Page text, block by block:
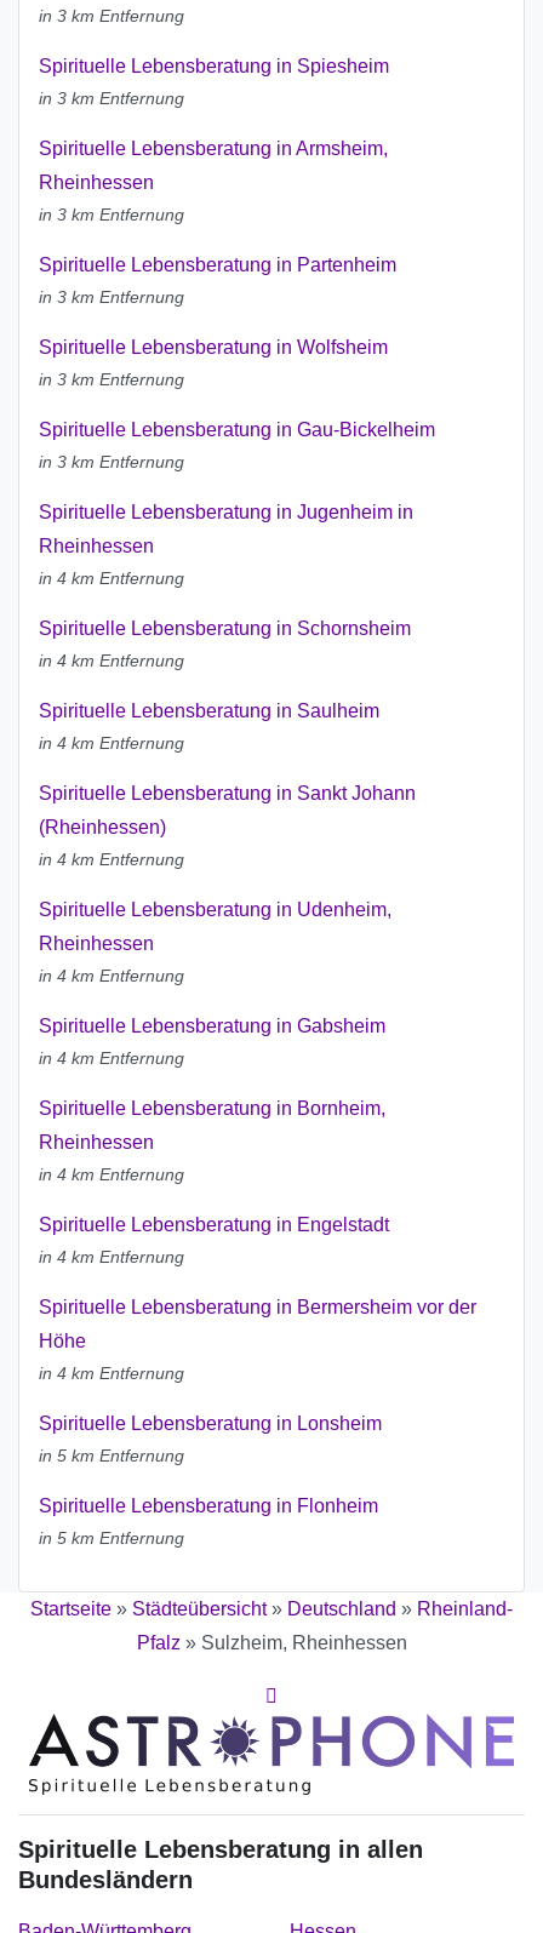
in 3 km Entfernung
Spirituelle Lebensberatung in Spiesheim
in 3 km Entfernung
Spirituelle Lebensberatung in Armsheim,
Rheinhessen
in 3 km Entfernung
Spirituelle Lebensberatung in Partenheim
in 3 km Entfernung
Spirituelle Lebensberatung in Wolfsheim
in 3 km Entfernung
Spirituelle Lebensberatung in Gau-Bickelheim
in 3 km Entfernung
Spirituelle Lebensberatung in Jugenheim in
Rheinhessen
in 4 km Entfernung
Spirituelle Lebensberatung in Schornsheim
in 4 km Entfernung
Spirituelle Lebensberatung in Saulheim
in 4 km Entfernung
Spirituelle Lebensberatung in Sankt Johann
(Rheinhessen)
in 4 km Entfernung
Spirituelle Lebensberatung in Udenheim,
Rheinhessen
in 4 km Entfernung
Spirituelle Lebensberatung in Gabsheim
in 4 km Entfernung
Spirituelle Lebensberatung in Bornheim,
Rheinhessen
in 4 km Entfernung
Spirituelle Lebensberatung in Engelstadt
in 4 km Entfernung
Spirituelle Lebensberatung in Bermersheim vor der
Höhe
in 4 km Entfernung
Spirituelle Lebensberatung in Lonsheim
in 5 km Entfernung
Spirituelle Lebensberatung in Flonheim
in 5 km Entfernung
Startseite » Städteübersicht» Deutschland » Rheinland-
Pfalz» Sulzheim, Rheinhessen
Spirituelle Lebensberatung in allen
Bundesländern